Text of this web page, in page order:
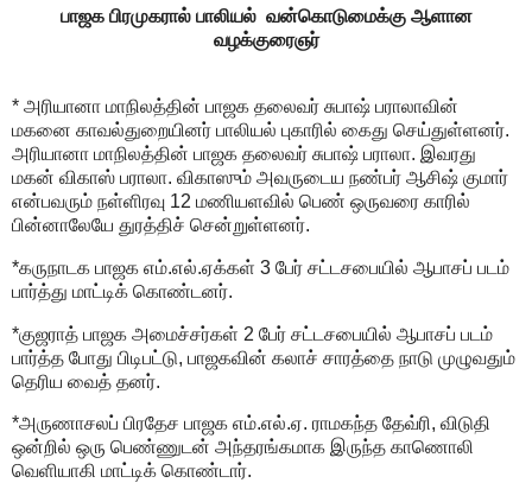
பாஜக பிரமுகரால் பாலியல் வன்கொடுமைக்கு ஆளான
வழக்குரைஞர்
* அரியானா மாநிலத்தின் பாஜக தலைவர் சுபாஷ் பராலாவின்
மகனை காவல்துறையினர் பாலியல் புகாரில் கைது செய்துள்ளனர்.
அரியானா மாநிலத்தின் பாஜக தலைவர் சுபாஷ் பராலா. இவரது
மகன் விகாஸ் பராலா. விகாஸும் அவருடைய நண்பர் ஆசிஷ் குமார்
என்பவரும் நள்ளிரவு 12 மணியளவில் பெண் ஒருவரை காரில்
பின்னாலேயே துரத்திச் சென்றுள்ளனர்.
*கருநாடக பாஜக எம்.எல்.ஏக்கள் 3 பேர் சட்டசபையில் ஆபாசப் படம்
பார்த்து மாட்டிக் கொண்டனர்.
*குஜராத் பாஜக அமைச்சர்கள் 2 பேர் சட்டசபையில் ஆபாசப் படம்
பார்த்த போது பிடிபட்டு, பாஜகவின் கலாச் சாரத்தை நாடு முழுவதும்
தெரிய வைத் தனர்.
*அருணாசலப் பிரதேச பாஜக எம்.எல்.ஏ. ராமகந்த தேவ்ரி, விடுதி
ஒன்றில் ஒரு பெண்ணுடன் அந்தரங்கமாக இருந்த காணொலி
வெளியாகி மாட்டிக் கொண்டார்.